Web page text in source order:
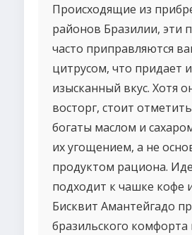
Происходящие из
районов Бразилии, эти
часто приправляются
цитрусом, что придает
изысканный вкус. Хотя
восторг, стоит
богаты маслом и
их угощением, а не
продуктом рациона.
подходит к чашке кофе
Бисквит Амантейгадо
бразильского